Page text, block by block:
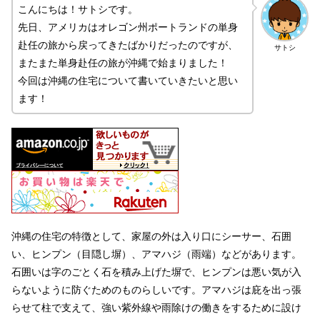
サトシ
こんにちは！サトシです。
先日、アメリカはオレゴン州ポートランドの単身
赴任の旅から戻ってきたばかりだったのですが、
またまた単身赴任の旅が沖縄で始まりました！
今回は沖縄の住宅について書いていきたいと思い
ます！
沖縄の住宅の特徴として、家屋の外は入り口にシーサー、石囲
い、ヒンプン（目隠し塀）、アマハジ（雨端）などがあります。
石囲いは字のごとく石を積み上げた塀で、ヒンプンは悪い気が入
らないように防ぐためのものらしいです。アマハジは庇を出っ張
らせて柱で支えて、強い紫外線や雨除けの働きをするために設け